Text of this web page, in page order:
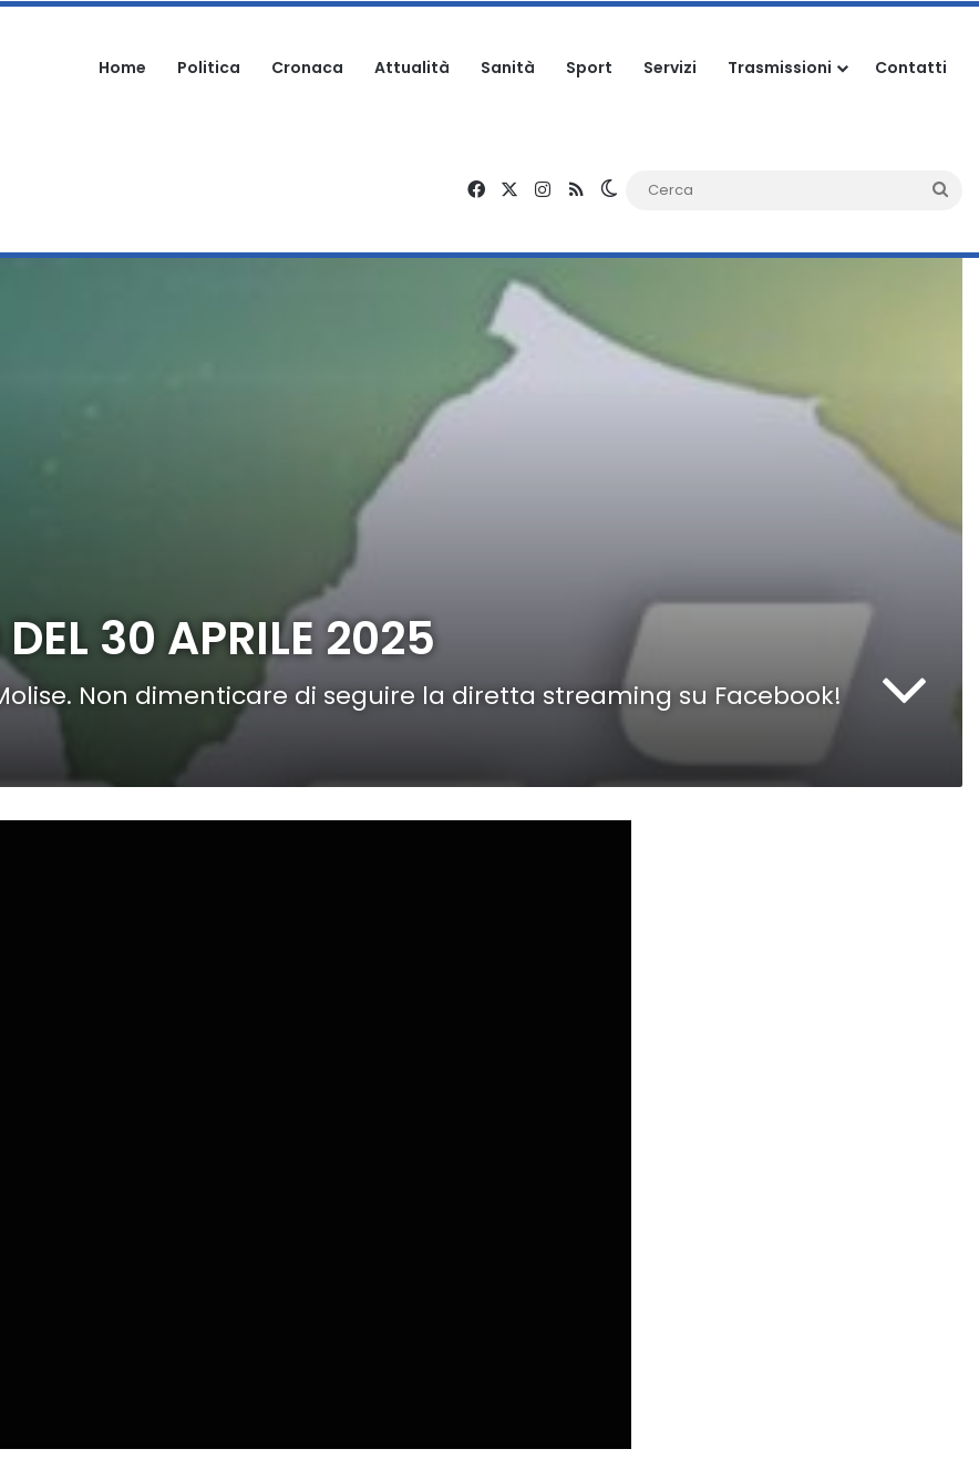
Home Politica Cronaca Attualità Sanità Sport Servizi Trasmissioni Contatti
FacebookInstagram
RSS Cambia aspetto
30 APRILE 2025
Non dimenticare di seguire la diretta streaming su Facebook!